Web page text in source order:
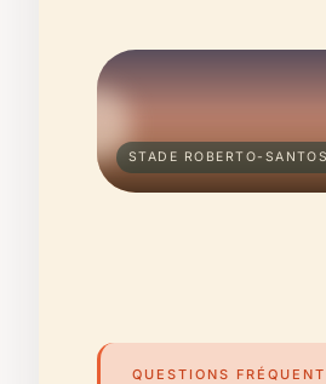
STADE ROBERTO-
QUESTIONS